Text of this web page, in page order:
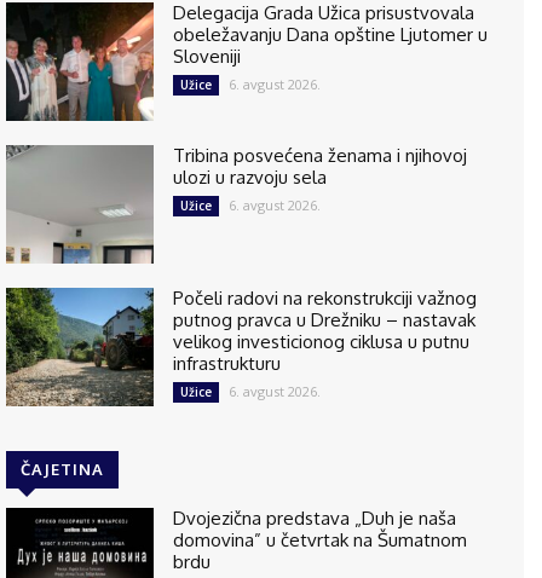
Delegacija Grada Užica prisustvovala
obeležavanju Dana opštine Ljutomer u
Sloveniji
Užice 6. avgust 2026.
Tribina posvećena ženama i njihovoj
ulozi u razvoju sela
Užice 6. avgust 2026.
Počeli radovi na rekonstrukciji važnog
putnog pravca u Drežniku – nastavak
velikog investicionog ciklusa u putnu
infrastrukturu
Užice 6. avgust 2026.
ČAJETINA
Dvojezična predstava „Duh je naša
domovina” u četvrtak na Šumatnom
brdu